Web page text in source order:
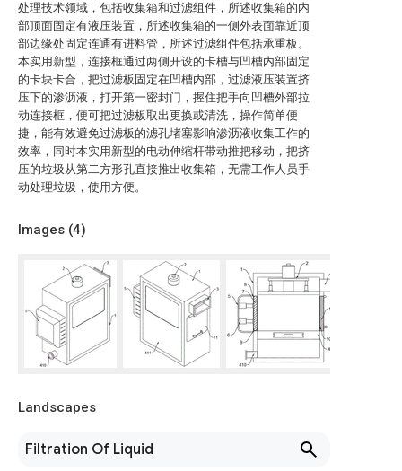
处理技术领域，包括收集箱和过滤组件，所述收集箱的内
部顶面固定有液压装置，所述收集箱的一侧外表面靠近顶
部边缘处固定连通有进料管，所述过滤组件包括承重板。
本实用新型，连接框通过两侧开设的卡槽与凹槽内部固定
的卡块卡合，把过滤板固定在凹槽内部，过滤液压装置挤
压下的渗沥液，打开第一密封门，握住把手向凹槽外部拉
动连接框，便可把过滤板取出更换或清洗，操作简单便
捷，能有效避免过滤板的滤孔堵塞影响渗沥液收集工作的
效率，同时本实用新型的电动伸缩杆带动推把移动，把挤
压的垃圾从第二方形孔直接推出收集箱，无需工作人员手
动处理垃圾，使用方便。
Images (4)
Landscapes
Filtration Of Liquid